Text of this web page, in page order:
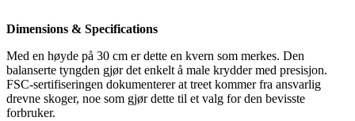
Dimensions & Specifications
Med en høyde på 30 cm er dette en kvern som merkes. Den
balanserte tyngden gjør det enkelt å male krydder med presisjon.
FSC-sertifiseringen dokumenterer at treet kommer fra ansvarlig
drevne skoger, noe som gjør dette til et valg for den bevisste
forbruker.